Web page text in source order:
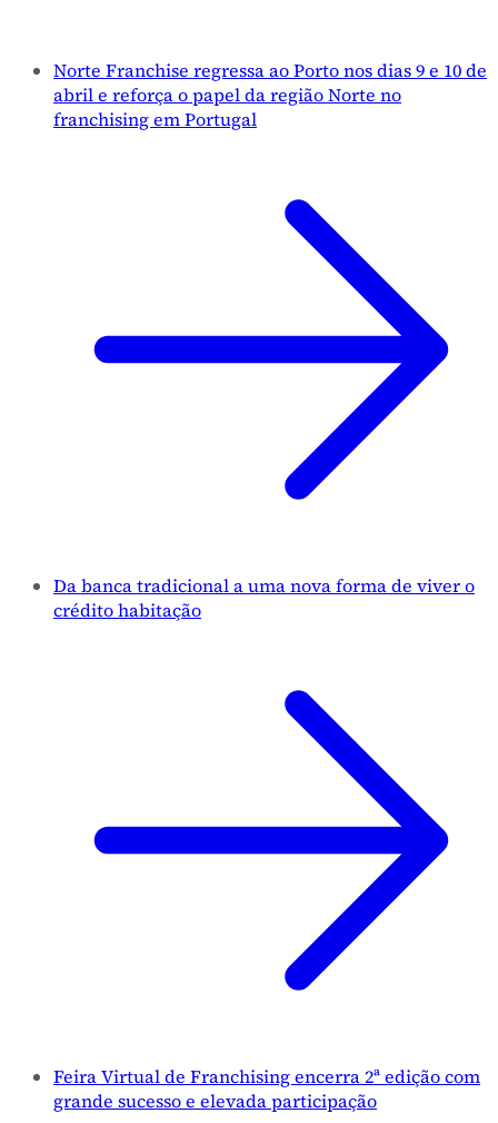
Norte Franchise regressa ao Porto nos dias 9 e 10 de
abril e reforça o papel da região Norte no
franchising em Portugal
Da banca tradicional a uma nova forma de viver o
crédito habitação
Feira Virtual de Franchising encerra 2ª edição com
grande sucesso e elevada participação